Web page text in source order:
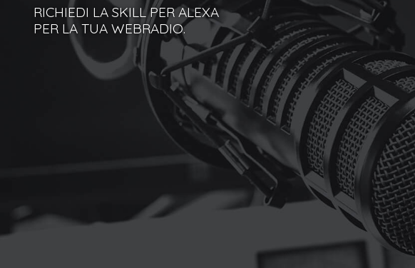
RICHIEDI LA SKILL PER ALEXA
PER LA TUA WEBRADIO.